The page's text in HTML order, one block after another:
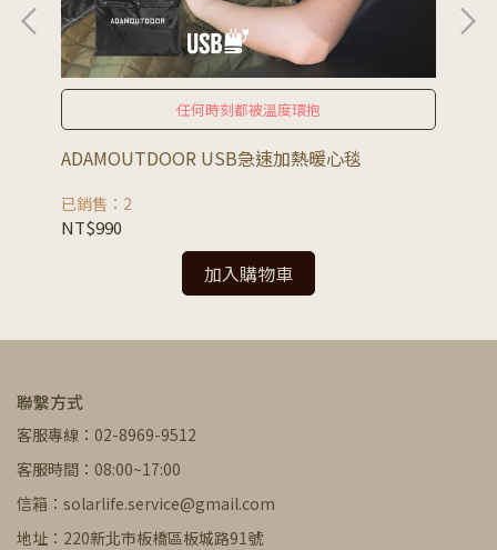
任何時刻都被溫度環抱
ADAMOUTDOOR USB急速加熱暖心毯
已銷售：2
NT$990
加入購物車
聯繫方式
客服專線：02-8969-9512
客服時間：08:00~17:00
信箱：solarlife.service@gmail.com
地址：220新北市板橋區板城路91號